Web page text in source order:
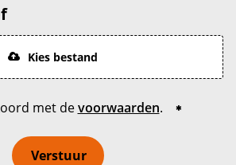
Kies bestand
met devoorwaarden.
Verstuur